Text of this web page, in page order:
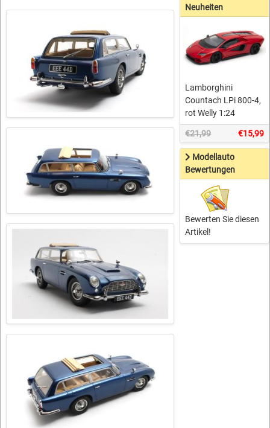
Neuheiten
Lamborghini
Countach LPi 800-4,
rot Welly 1:24
€21,99 €15,99
Modellauto
Bewertungen
Bewerten Sie diesen
Artikel!